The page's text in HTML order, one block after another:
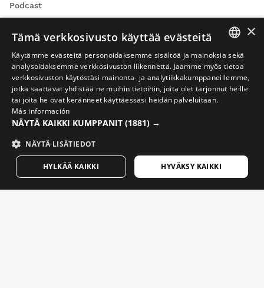
Podcast
Blogi
Etsi Siroko-myymälä
Lasketteluvideot
Seikkailuvideot
ENGLISH
GREEK
FINNISH
×
Tämä verkkosivusto käyttää evästeitä
Käytämme evästeitä personoidaksemme sisältöä ja mainoksia sekä
analysoidaksemme verkkosivuston liikennettä. Jaamme myös tietoa
verkkosivuston käytöstäsi mainonta- ja analytiikkakumppaneillemme,
jotka saattavat yhdistää ne muihin tietoihin, joita olet tarjonnut heille
tai joita he ovat keränneet käyttäessäsi heidän palveluitaan.
Más información
NÄYTÄ KAIKKI KUMPPANIT (1881) →
NÄYTÄ LISÄTIEDOT
HYVÄKSY KAIKKI
HYLKÄÄ KAIKKI